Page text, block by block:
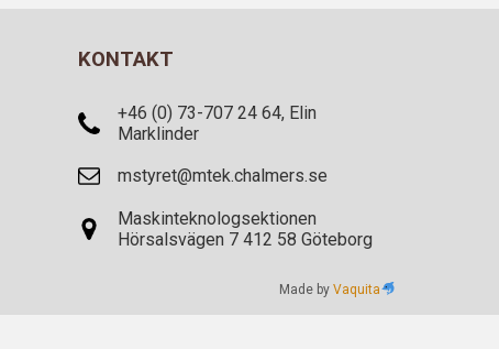
KONTAKT
+46 (0) 73-707 24 64, Elin
Marklinder
mstyret@mtek.chalmers.se
Maskinteknologsektionen
Hörsalsvägen 7 412 58 Göteborg
Made byVaquita